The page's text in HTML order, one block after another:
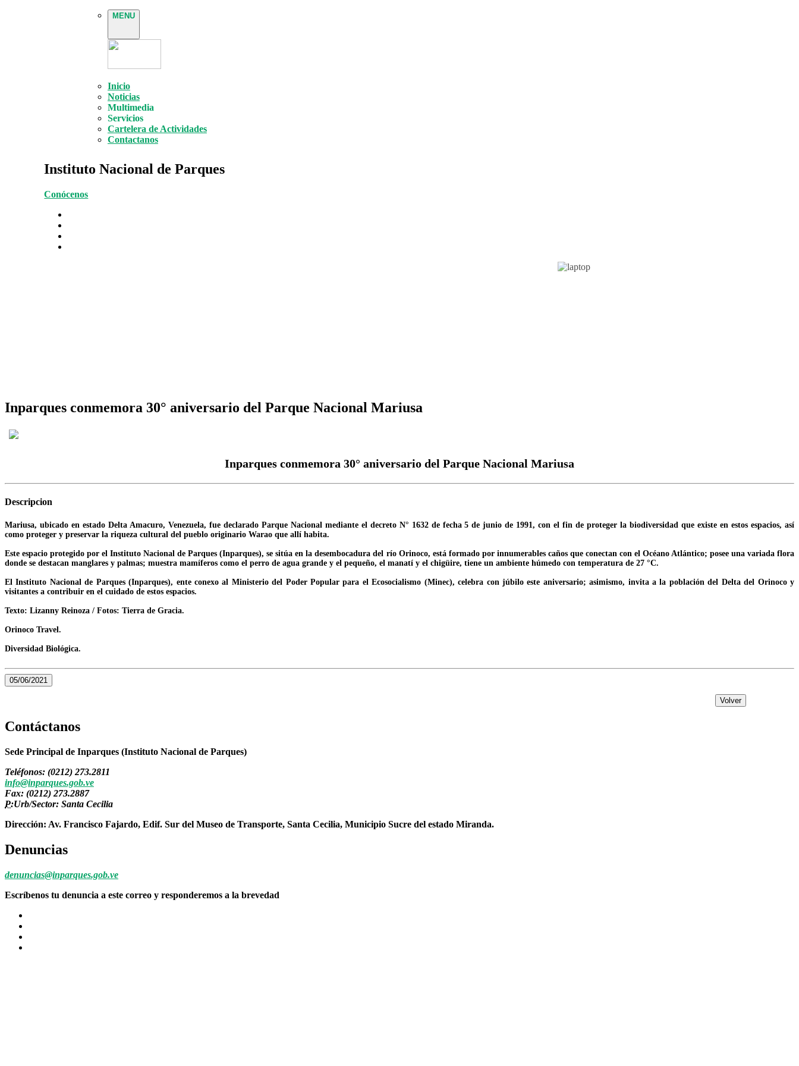
MENU
Inicio
Noticias
Multimedia
Servicios
Cartelera de Actividades
Contactanos
Instituto Nacional de Parques
Conócenos
Inparques conmemora 30° aniversario del Parque Nacional Mariusa
Inparques conmemora 30° aniversario del Parque Nacional Mariusa
Descripcion
Mariusa, ubicado en estado Delta Amacuro, Venezuela, fue declarado Parque Nacional mediante el decreto N° 1632 de fecha 5 de junio de 1991, con el fin de proteger la biodiversidad que existe en estos espacios, así
como proteger y preservar la riqueza cultural del pueblo originario Warao que allí habita.
Este espacio protegido por el Instituto Nacional de Parques (Inparques), se sitúa en la desembocadura del río Orinoco, está formado por innumerables caños que conectan con el Océano Atlántico; posee una variada flora
donde se destacan manglares y palmas; muestra mamíferos como el perro de agua grande y el pequeño, el manatí y el chigüire, tiene un ambiente húmedo con temperatura de 27 °C.
El Instituto Nacional de Parques (Inparques), ente conexo al Ministerio del Poder Popular para el Ecosocialismo (Minec), celebra con júbilo este aniversario; asimismo, invita a la población del Delta del Orinoco y
visitantes a contribuir en el cuidado de estos espacios.
Texto: Lizanny Reinoza / Fotos: Tierra de Gracia.
Orinoco Travel.
Diversidad Biológica.
05/06/2021
Volver
Contáctanos
Sede Principal de Inparques (Instituto Nacional de Parques)
Teléfonos: (0212) 273.2811
info@inparques.gob.ve
Fax: (0212) 273.2887
P:Urb/Sector: Santa Cecilia
Dirección: Av. Francisco Fajardo, Edif. Sur del Museo de Transporte, Santa Cecilia, Municipio Sucre del estado Miranda.
Denuncias
denuncias@inparques.gob.ve
Escríbenos tu denuncia a este correo y responderemos a la brevedad